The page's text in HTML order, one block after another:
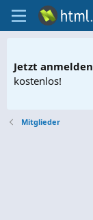
Jetzt anmelden
kostenlos!
Mitglieder